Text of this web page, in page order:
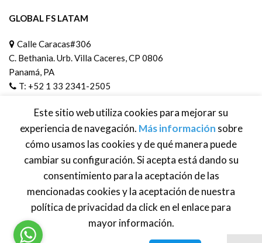
GLOBAL FS LATAM
Calle Caracas#306
C. Bethania. Urb. Villa Caceres, CP 0806
Panamá, PA
T: +52 1 33 2341-2505
México· Centroamérica · Venezuela ·Estados Unidos
Atención al cliente: info@global-foodsafety.com
Este sitio web utiliza cookies para mejorar su
experiencia de navegación. Más información sobre
cómo usamos las cookies y de qué manera puede
cambiar su configuración. Si acepta está dando su
consentimiento para la aceptación de las
mencionadas cookies y la aceptación de nuestra
política de privacidad da click en el enlace para
mayor información.